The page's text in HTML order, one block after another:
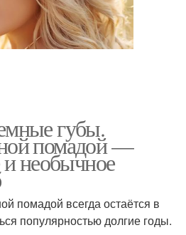
губы.
помадой —
и необычное
помадой всегда остаётся в
популярностью долгие годы.